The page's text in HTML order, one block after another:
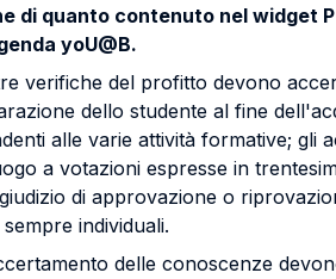
di quanto contenuto nel widget
yoU@B.
verifiche del profitto devono
dello studente al fine
alle varie attività formative; gli
a votazioni espresse in
di approvazione o
individuali.
delle conoscenze